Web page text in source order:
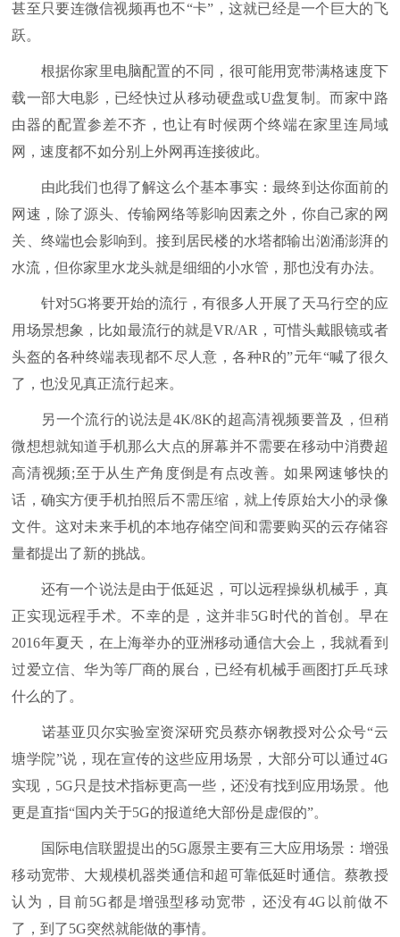
甚至只要连微信视频再也不“卡”，这就已经是一个巨大的飞
跃。
根据你家里电脑配置的不同，很可能用宽带满格速度下
载一部大电影，已经快过从移动硬盘或U盘复制。而家中路
由器的配置参差不齐，也让有时候两个终端在家里连局域
网，速度都不如分别上外网再连接彼此。
由此我们也得了解这么个基本事实：最终到达你面前的
网速，除了源头、传输网络等影响因素之外，你自己家的网
关、终端也会影响到。接到居民楼的水塔都输出汹涌澎湃的
水流，但你家里水龙头就是细细的小水管，那也没有办法。
针对5G将要开始的流行，有很多人开展了天马行空的应
用场景想象，比如最流行的就是VR/AR，可惜头戴眼镜或者
头盔的各种终端表现都不尽人意，各种R的”元年“喊了很久
了，也没见真正流行起来。
另一个流行的说法是4K/8K的超高清视频要普及，但稍
微想想就知道手机那么大点的屏幕并不需要在移动中消费超
高清视频;至于从生产角度倒是有点改善。如果网速够快的
话，确实方便手机拍照后不需压缩，就上传原始大小的录像
文件。这对未来手机的本地存储空间和需要购买的云存储容
量都提出了新的挑战。
还有一个说法是由于低延迟，可以远程操纵机械手，真
正实现远程手术。不幸的是，这并非5G时代的首创。早在
2016年夏天，在上海举办的亚洲移动通信大会上，我就看到
过爱立信、华为等厂商的展台，已经有机械手画图打乒乓球
什么的了。
诺基亚贝尔实验室资深研究员蔡亦钢教授对公众号“云
塘学院”说，现在宣传的这些应用场景，大部分可以通过4G
实现，5G只是技术指标更高一些，还没有找到应用场景。他
更是直指“国内关于5G的报道绝大部份是虚假的”。
国际电信联盟提出的5G愿景主要有三大应用场景：增强
移动宽带、大规模机器类通信和超可靠低延时通信。蔡教授
认为，目前5G都是增强型移动宽带，还没有4G以前做不
了，到了5G突然就能做的事情。